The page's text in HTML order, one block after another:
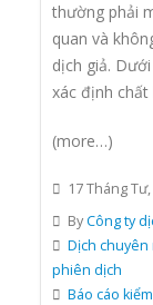
thường phải
quan và
dịch giả.
xác định chất
(more…)
17 Tháng
ByCông ty
Dịch chuyên
phiên dịch
Báo cáo